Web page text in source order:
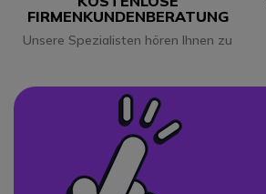
FIRMENKUNDENBERATUNG
Unsere Spezialisten hören Ihnen zu